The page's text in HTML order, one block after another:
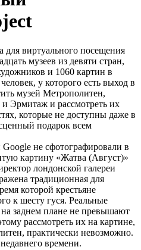
для виртуального посещения
музеев из девяти стран,
и 1060 картин в
у которого есть выход в
музей Метрополитен,
Эрмитаж и рассмотреть их
которые не доступны даже в
подарок всем
не сфотографировали в
картину «Жатва (Август)»
лондонской галереи
традиционная для
которой крестьяне
к шесту гуся. Реальные
заднем плане не превышают
рассмотреть их на картине,
практически невозможно.
времени.